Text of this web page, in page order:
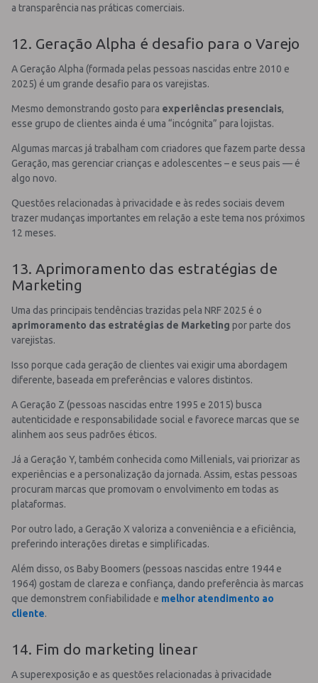
a transparência nas práticas comerciais.
12. Geração Alpha é desafio para o Varejo
A Geração Alpha (formada pelas pessoas nascidas entre 2010 e
2025) é um grande desafio para os varejistas.
Mesmo demonstrando gosto para experiências presenciais,
esse grupo de clientes ainda é uma “incógnita” para lojistas.
Algumas marcas já trabalham com criadores que fazem parte dessa
Geração, mas gerenciar crianças e adolescentes – e seus pais — é
algo novo.
Questões relacionadas à privacidade e às redes sociais devem
trazer mudanças importantes em relação a este tema nos próximos
12 meses.
13. Aprimoramento das estratégias de
Marketing
Uma das principais tendências trazidas pela NRF 2025 é o
aprimoramento das estratégias de Marketing por parte dos
varejistas.
Isso porque cada geração de clientes vai exigir uma abordagem
diferente, baseada em preferências e valores distintos.
A Geração Z (pessoas nascidas entre 1995 e 2015) busca
autenticidade e responsabilidade social e favorece marcas que se
alinhem aos seus padrões éticos.
Já a Geração Y, também conhecida como Millenials, vai priorizar as
experiências e a personalização da jornada. Assim, estas pessoas
procuram marcas que promovam o envolvimento em todas as
plataformas.
Por outro lado, a Geração X valoriza a conveniência e a eficiência,
preferindo interações diretas e simplificadas.
Além disso, os Baby Boomers (pessoas nascidas entre 1944 e
1964) gostam de clareza e confiança, dando preferência às marcas
que demonstrem confiabilidade e melhor atendimento ao
cliente.
14. Fim do marketing linear
A superexposição e as questões relacionadas à privacidade